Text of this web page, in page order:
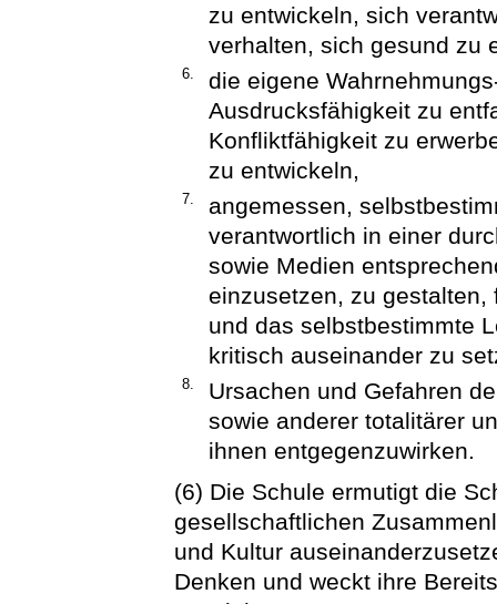
zu entwickeln, sich
verhalten, sich gesund zu
6.
die eigene
Ausdrucksfähigkeit zu
Konfliktfähigkeit zu
zu entwickeln,
7.
angemessen,
verantwortlich in einer
sowie Medien
einzusetzen, zu
und das selbstbestimmte
kritisch auseinander zu
8.
Ursachen und Gefahren
sowie anderer totalitärer
ihnen entgegenzuwirken.
(6) Die Schule ermutigt die
gesellschaftlichen
und Kultur
Denken und weckt ihre